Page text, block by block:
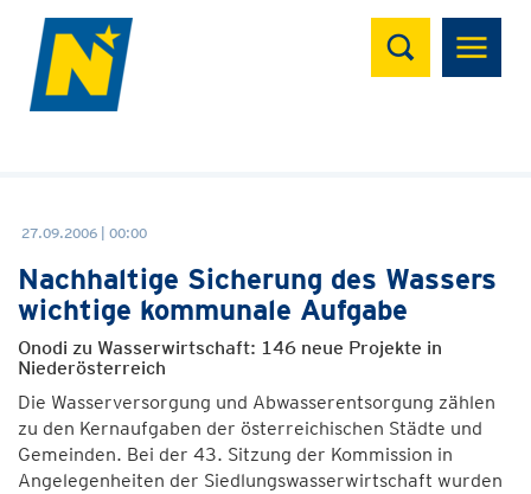
Suchen
27.09.2006 | 00:00
Nachhaltige Sicherung des Wassers
wichtige kommunale Aufgabe
Onodi zu Wasserwirtschaft: 146 neue Projekte in
Niederösterreich
Die Wasserversorgung und Abwasserentsorgung zählen
zu den Kernaufgaben der österreichischen Städte und
Gemeinden. Bei der 43. Sitzung der Kommission in
Angelegenheiten der Siedlungswasserwirtschaft wurden